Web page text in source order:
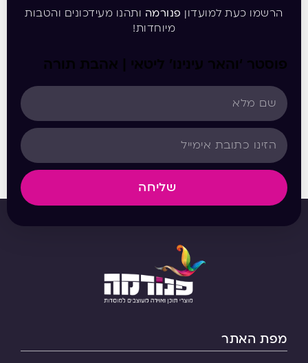
הרשמו כעת למועדון פנורמה ותהנו מעידכונים והטבות
מיוחדות!
פוסטר ‘והאר עינינו’ ליטאי | אהבת תורה
שליחה
מפת האתר